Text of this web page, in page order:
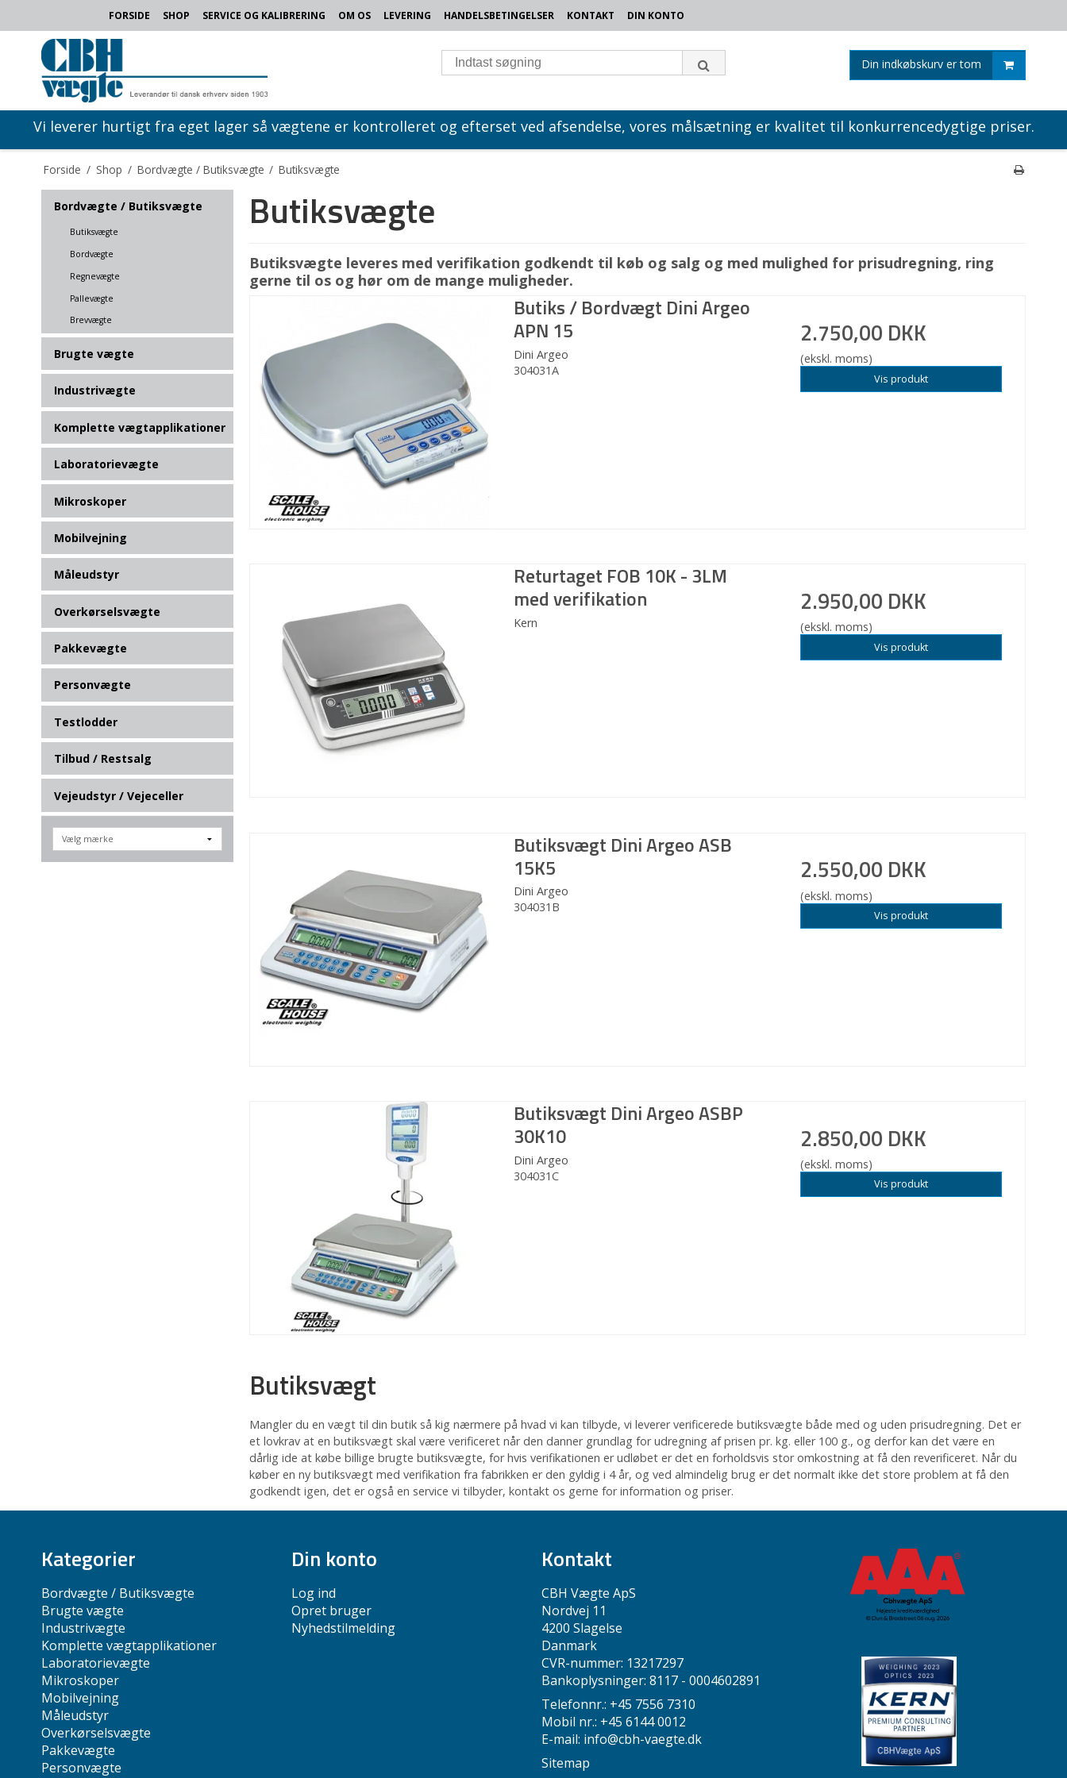
FORSIDE SHOP SERVICE OG KALIBRERING OM OS LEVERING HANDELSBETINGELSER KONTAKT DIN KONTO
Din indkøbskurv er tom
Vi leverer hurtigt fra eget lager så vægtene er kontrolleret og efterset ved afsendelse, vores målsætning er kvalitet til konkurrencedygtige priser.
Forside / Shop / Bordvægte / Butiksvægte / Butiksvægte
Bordvægte / Butiksvægte
Butiksvægte
Bordvægte
Regnevægte
Pallevægte
Brevvægte
Brugte vægte
Industrivægte
Komplette vægtapplikationer
Laboratorievægte
Mikroskoper
Mobilvejning
Måleudstyr
Overkørselsvægte
Pakkevægte
Personvægte
Testlodder
Tilbud / Restsalg
Vejeudstyr / Vejeceller
Butiksvægte
Butiksvægte leveres med verifikation godkendt til køb og salg og med mulighed for prisudregning, ring
gerne til os og hør om de mange muligheder.
Butiks / Bordvægt Dini Argeo
APN 15
Dini Argeo
304031A
2.750,00 DKK
(ekskl. moms)
Vis produkt
Returtaget FOB 10K - 3LM
med verifikation
Kern
2.950,00 DKK
(ekskl. moms)
Vis produkt
Butiksvægt Dini Argeo ASB
15K5
Dini Argeo
304031B
2.550,00 DKK
(ekskl. moms)
Vis produkt
Butiksvægt Dini Argeo ASBP
30K10
Dini Argeo
304031C
2.850,00 DKK
(ekskl. moms)
Vis produkt
Butiksvægt
Mangler du en vægt til din butik så kig nærmere på hvad vi kan tilbyde, vi leverer verificerede butiksvægte både med og uden prisudregning. Det er
et lovkrav at en butiksvægt skal være verificeret når den danner grundlag for udregning af prisen pr. kg. eller 100 g., og derfor kan det være en
dårlig ide at købe billige brugte butiksvægte, for hvis verifikationen er udløbet er det en forholdsvis stor omkostning at få den reverificeret. Når du
køber en ny butiksvægt med verifikation fra fabrikken er den gyldig i 4 år, og ved almindelig brug er det normalt ikke det store problem at få den
godkendt igen, det er også en service vi tilbyder, kontakt os gerne for information og priser.
Kategorier
Bordvægte / Butiksvægte
Brugte vægte
Industrivægte
Komplette vægtapplikationer
Laboratorievægte
Mikroskoper
Mobilvejning
Måleudstyr
Overkørselsvægte
Pakkevægte
Personvægte
Din konto
Log ind
Opret bruger
Nyhedstilmelding
Kontakt
CBH Vægte ApS
Nordvej 11
4200 Slagelse
Danmark
CVR-nummer: 13217297
Bankoplysninger: 8117 - 0004602891
Telefonnr.: +45 7556 7310
Mobil nr.: +45 6144 0012
E-mail: info@cbh-vaegte.dk
Sitemap